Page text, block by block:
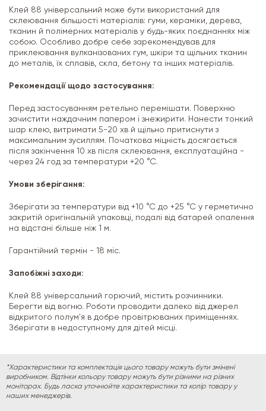
Клей 88 універсальний може бути використаний для
склеювання більшості матеріалів: гуми, кераміки, дерева,
тканин й полімерних матеріалів у будь-яких поєднаннях між
собою. Особливо добре себе зарекомендував для
приклеювання вулканізованих гум, шкіри та щільних тканин
до металів, їх сплавів, скла, бетону та інших матеріалів.
Рекомендації щодо застосування:
Перед застосуванням ретельно перемішати. Поверхню
зачистити наждачним папером і знежирити. Нанести тонкий
шар клею, витримати 5-20 хв й щільно притиснути з
максимальним зусиллям. Початкова міцність досягається
після закінчення 10 хв після склеювання, експлуатаційна -
через 24 год за температури +20 °С.
Умови зберігання:
Зберігати за температури від +10 °С до +25 °С у герметично
закритій оригінальній упаковці, подалі від батарей опалення
на відстані більше ніж 1 м.
Гарантійний термін - 18 міс.
Запобіжні заходи:
Клей 88 універсальний горючий, містить розчинники.
Берегти від вогню. Роботи проводити далеко від джерел
відкритого полум'я в добре провітрюваних приміщеннях.
Зберігати в недоступному для дітей місці.
*Характеристики та комплектація цього товару можуть бути змінені
виробником. Відтінки кольору товару можуть бути різними на різних
моніторах. Будь ласка уточнюйте характеристики та колір товару у
наших менеджерів.